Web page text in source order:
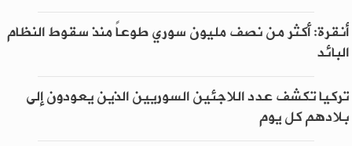
أنقرة: أكثر من نصف مليون سوري طوعاً منذ سقوط النظام
البائد
تركيا تكشف عدد اللاجئين السوريين الذين يعودون إلى
بلادهم كل يوم